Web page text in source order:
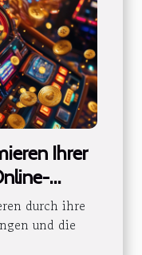
Ihrer
durch ihre
und die